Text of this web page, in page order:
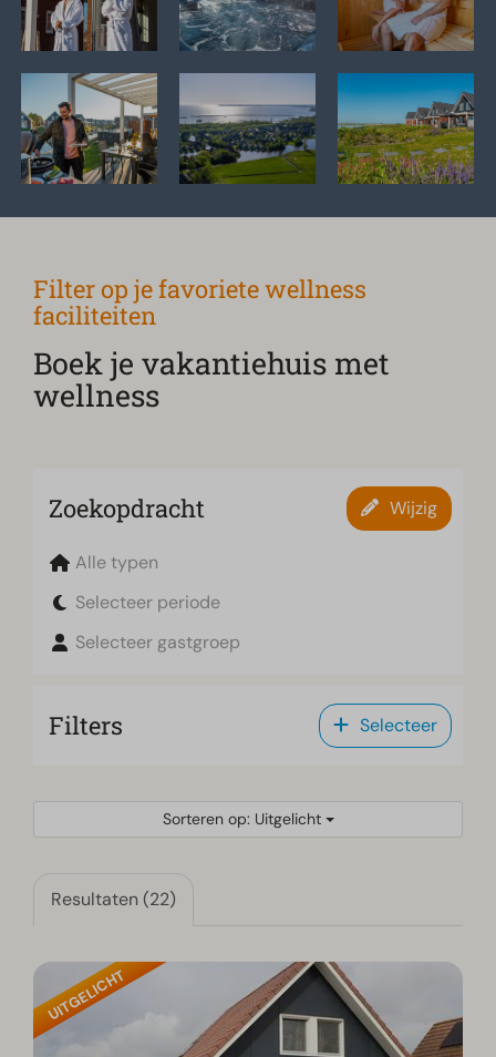
Filter op je favoriete wellness
faciliteiten
Boek je vakantiehuis met
wellness
Zoekopdracht Wijzig
Alle typen
Selecteer periode
Selecteer gastgroep
Filters Selecteer
Sorteren op: Uitgelicht
Resultaten (22)
UITGELICHT